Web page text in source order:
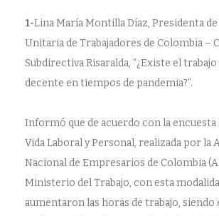
1-Lina María Montilla Díaz, Presidenta
Unitaria de Trabajadores de Colombia –
Subdirectiva Risaralda, “¿Existe el
decente en tiempos de pandemia?”.
Informó que de acuerdo con la
Vida Laboral y Personal, realizada por la
Nacional de Empresarios de Colombia
Ministerio del Trabajo, con esta
aumentaron las horas de trabajo, siendo